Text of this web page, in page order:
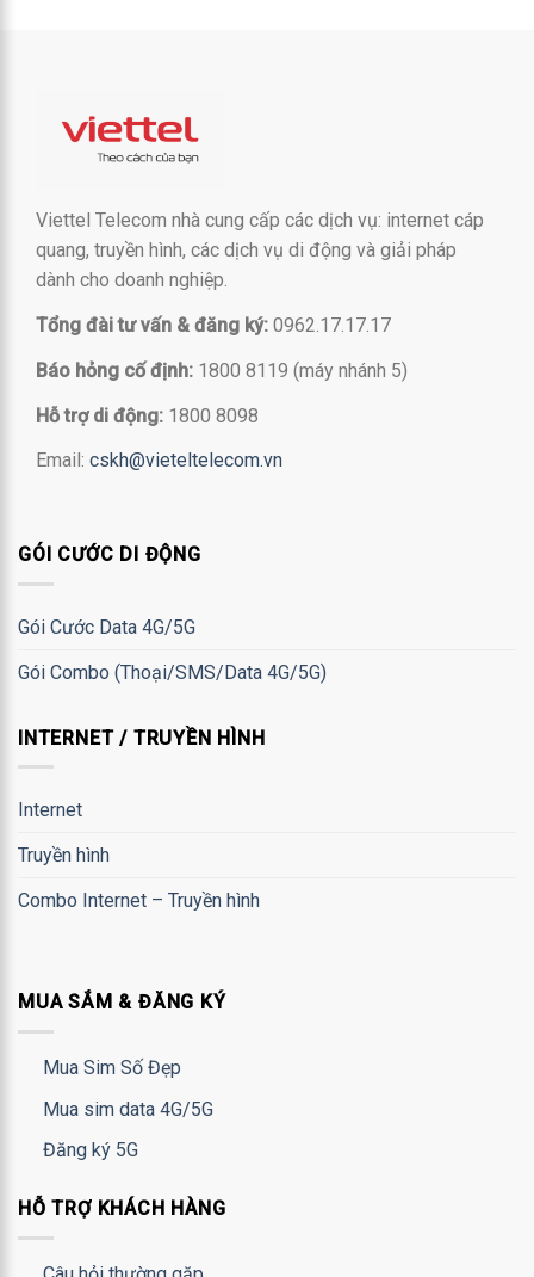
Viettel Telecom nhà cung cấp các dịch vụ: internet cáp
quang, truyền hình, các dịch vụ di động và giải pháp
dành cho doanh nghiệp.
Tổng đài tư vấn & đăng ký: 0962.17.17.17
Báo hỏng cố định: 1800 8119 (máy nhánh 5)
Hỗ trợ di động: 1800 8098
Email: cskh@vieteltelecom.vn
GÓI CƯỚC DI ĐỘNG
Gói Cước Data 4G/5G
Gói Combo (Thoại/SMS/Data 4G/5G)
INTERNET / TRUYỀN HÌNH
Internet
Truyền hình
Combo Internet – Truyền hình
MUA SẮM & ĐĂNG KÝ
Mua Sim Số Đẹp
Mua sim data 4G/5G
Đăng ký 5G
HỖ TRỢ KHÁCH HÀNG